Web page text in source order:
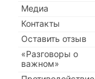
Медиа
Контакты
Оставить отзыв
«Разговоры о
важном»